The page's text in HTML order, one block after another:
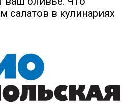
салатов в кулинариях